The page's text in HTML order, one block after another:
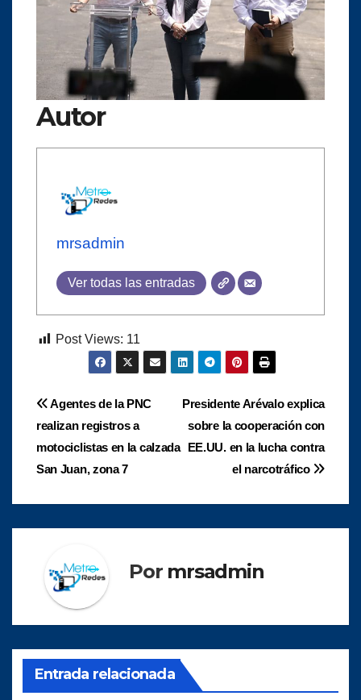
Autor
mrsadmin
Ver todas las entradas
Post Views: 11
Navegación
de
entradas
Presidente Arévalo explica
sobre la cooperación con
EE.UU. en la lucha contra
el narcotráfico
Agentes de la PNC
realizan registros a
motociclistas en la calzada
San Juan, zona 7
Por mrsadmin
Entrada relacionada